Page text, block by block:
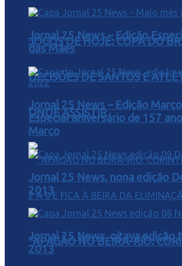
JOGOS DE HOJE: COPA DO
DECISÕES DE SANTOS E
ONDE ASSISTIR
“APAGÃO NO BEIRA-RIO:
Jornal 25 News – Edição
das Mães
Jornal 25 News – Edição
Especial aniversário de 157
Março
Jornal 25 News, nona edição
2013
Jornal 25 News, oitava edição
2013